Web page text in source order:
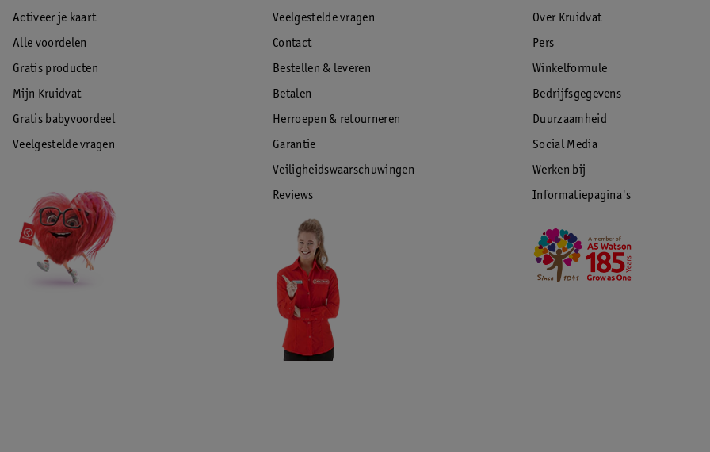
Activeer je kaart
Alle voordelen
Gratis producten
Mijn Kruidvat
Gratis babyvoordeel
Veelgestelde vragen
Veelgestelde vragen
Contact
Bestellen & leveren
Betalen
Herroepen & retourneren
Garantie
Veiligheidswaarschuwingen
Reviews
Over Kruidvat
Pers
Winkelformule
Bedrijfsgegevens
Duurzaamheid
Social Media
Werken bij
Informatiepagina's